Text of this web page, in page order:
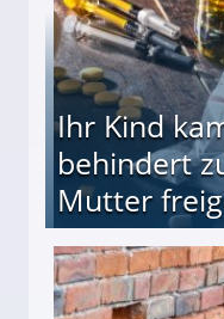
Ihr Kind
behindert
Mutter
Mutter